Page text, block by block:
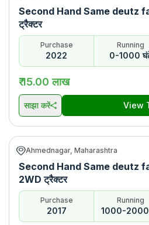
Second Hand Same deutz
ट्रैक्टर
Purchase
2022
Running
0-1000
₹ 15.00 लाख
साझा करें View
Ahmednagar, Maharashtra
Second Hand Same deutz
2WD ट्रैक्टर
Purchase
2017
Running
1000-2000